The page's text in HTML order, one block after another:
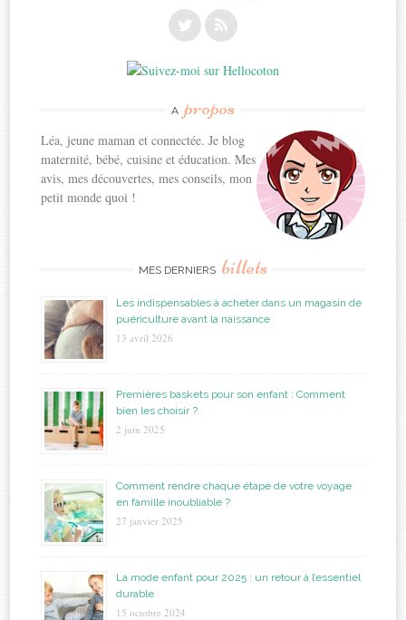
A propos
Léa, jeune maman et connectée. Je blog
maternité, bébé, cuisine et éducation. Mes
avis, mes découvertes, mes conseils, mon
petit monde quoi !
MES DERNIERS billets
Les indispensables à acheter dans un magasin de
puériculture avant la naissance
13 avril 2026
Premières baskets pour son enfant : Comment
bien les choisir ?
2 juin 2025
Comment rendre chaque étape de votre voyage
en famille inoubliable ?
27 janvier 2025
La mode enfant pour 2025 : un retour à l’essentiel
durable
15 octobre 2024